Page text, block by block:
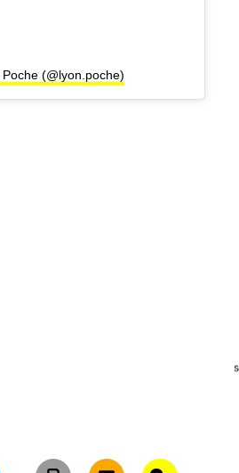
(@lyon.poche)